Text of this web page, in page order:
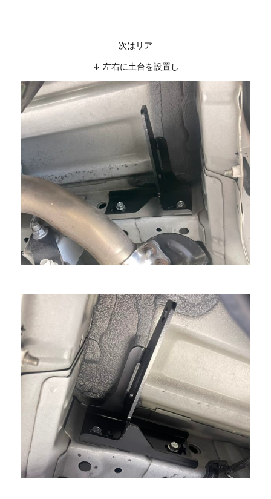
次はリア
↓ 左右に土台を設置し